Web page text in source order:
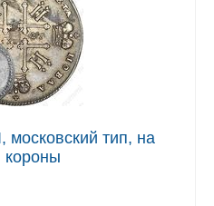
московский тип, на
короны